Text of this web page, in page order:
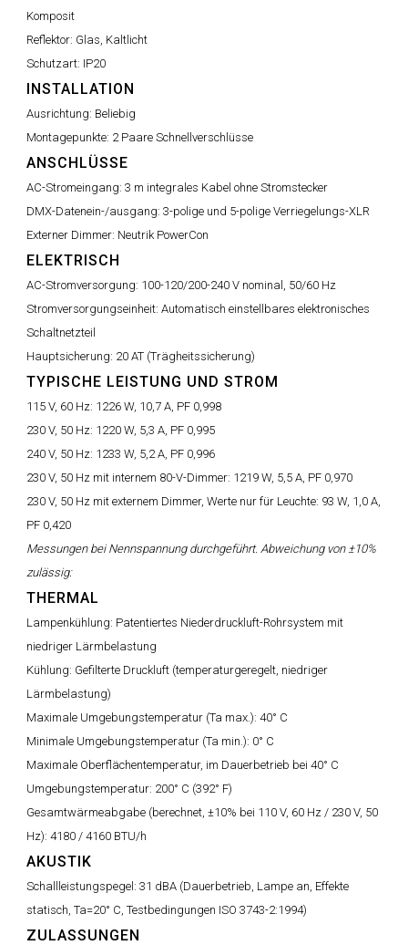
Komposit
Reflektor: Glas, Kaltlicht
Schutzart: IP20
INSTALLATION
Ausrichtung: Beliebig
Montagepunkte: 2 Paare Schnellverschlüsse
ANSCHLÜSSE
AC-Stromeingang: 3 m integrales Kabel ohne Stromstecker
DMX-Datenein-/ausgang: 3-polige und 5-polige Verriegelungs-XLR
Externer Dimmer: Neutrik PowerCon
ELEKTRISCH
AC-Stromversorgung: 100-120/200-240 V nominal, 50/60 Hz
Stromversorgungseinheit: Automatisch einstellbares elektronisches
Schaltnetzteil
Hauptsicherung: 20 AT (Trägheitssicherung)
TYPISCHE LEISTUNG UND STROM
115 V, 60 Hz: 1226 W, 10,7 A, PF 0,998
230 V, 50 Hz: 1220 W, 5,3 A, PF 0,995
240 V, 50 Hz: 1233 W, 5,2 A, PF 0,996
230 V, 50 Hz mit internem 80-V-Dimmer: 1219 W, 5,5 A, PF 0,970
230 V, 50 Hz mit externem Dimmer, Werte nur für Leuchte: 93 W, 1,0 A,
PF 0,420
Messungen bei Nennspannung durchgeführt. Abweichung von ±10%
zulässig:
THERMAL
Lampenkühlung: Patentiertes Niederdruckluft-Rohrsystem mit
niedriger Lärmbelastung
Kühlung: Gefilterte Druckluft (temperaturgeregelt, niedriger
Lärmbelastung)
Maximale Umgebungstemperatur (Ta max.): 40° C
Minimale Umgebungstemperatur (Ta min.): 0° C
Maximale Oberflächentemperatur, im Dauerbetrieb bei 40° C
Umgebungstemperatur: 200° C (392° F)
Gesamtwärmeabgabe (berechnet, ±10% bei 110 V, 60 Hz / 230 V, 50
Hz): 4180 / 4160 BTU/h
AKUSTIK
Schallleistungspegel: 31 dBA (Dauerbetrieb, Lampe an, Effekte
statisch, Ta=20° C, Testbedingungen ISO 3743-2:1994)
ZULASSUNGEN